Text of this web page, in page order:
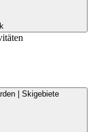
| Skigebiete